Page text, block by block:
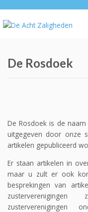
De Rosdoek
De Rosdoek is de
uitgegeven door onze
artikelen gepubliceerd
Er staan artikelen in
maar u zult er ook
besprekingen van